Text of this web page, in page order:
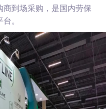
商到场采购，是国内劳保
。